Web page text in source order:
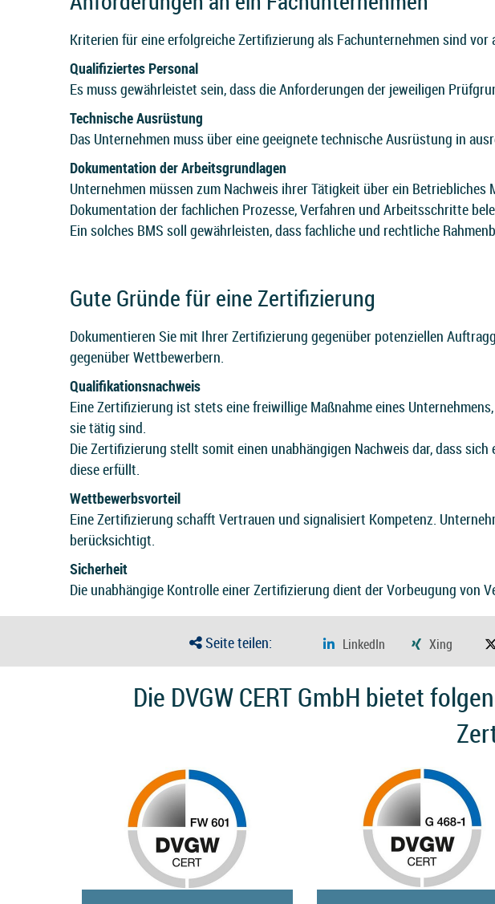
Kriterien für eine erfolgreiche Zertifizierung als Fachunternehmen sind vor
Qualifiziertes Personal
Es muss gewährleistet sein, dass die Anforderungen der jeweiligen
Technische Ausrüstung
Das Unternehmen muss über eine geeignete technische Ausrüstung in
Dokumentation der Arbeitsgrundlagen
Unternehmen müssen zum Nachweis ihrer Tätigkeit über ein
Dokumentation der fachlichen Prozesse, Verfahren und Arbeitsschritte
Ein solches BMS soll gewährleisten, dass fachliche und rechtliche
Gute Gründe für eine Zertifizierung
Dokumentieren Sie mit Ihrer Zertifizierung gegenüber potenziellen
gegenüber Wettbewerbern.
Qualifikationsnachweis
Eine Zertifizierung ist stets eine freiwillige Maßnahme eines
sie tätig sind.
Die Zertifizierung stellt somit einen unabhängigen Nachweis dar, dass
diese erfüllt.
Wettbewerbsvorteil
Eine Zertifizierung schafft Vertrauen und signalisiert Kompetenz.
berücksichtigt.
Sicherheit
Die unabhängige Kontrolle einer Zertifizierung dient der Vorbeugung von
Seite teilen:
Die DVGW CERT GmbH bietet